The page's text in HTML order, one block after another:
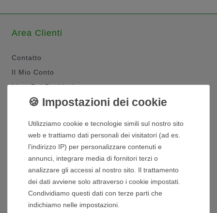
Area Clienti
Contatto
Il Mio Conto
Lista Dei Desideri
Shopping Cart
Contatto Veloce
+49 (0) 551 - 20048193
Whatsapp-Chat
Orari di apertura:
Utilizziamo cookie e tecnologie simili sul nostro sito
web e trattiamo dati personali dei visitatori (ad es.
l'indirizzo IP) per personalizzare contenuti e
annunci, integrare media di fornitori terzi o
analizzare gli accessi al nostro sito. Il trattamento
dei dati avviene solo attraverso i cookie impostati.
Condividiamo questi dati con terze parti che
indichiamo nelle impostazioni.